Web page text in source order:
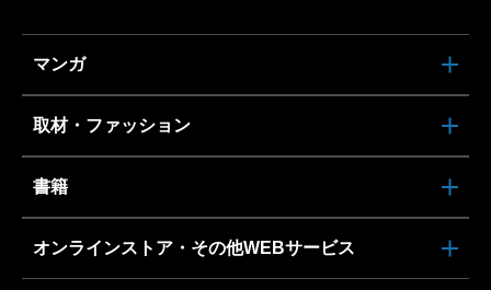
マンガ
取材・ファッション
書籍
オンラインストア・その他WEBサービス